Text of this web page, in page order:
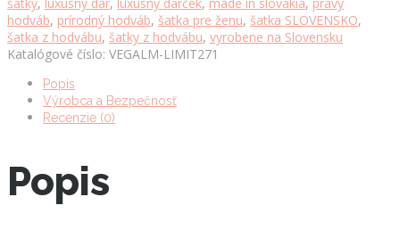
90
x
90cm
množstvo
hodváb, prírodný hodváb, šatka pre ženu, šatka SLOVENSKO,
šatka z hodvábu, šatky z hodvábu, vyrobene na Slovensku
Katalógové číslo: VEGALM-LIMIT271
Popis
Výrobca a Bezpečnosť
Recenzie (0)
Popis